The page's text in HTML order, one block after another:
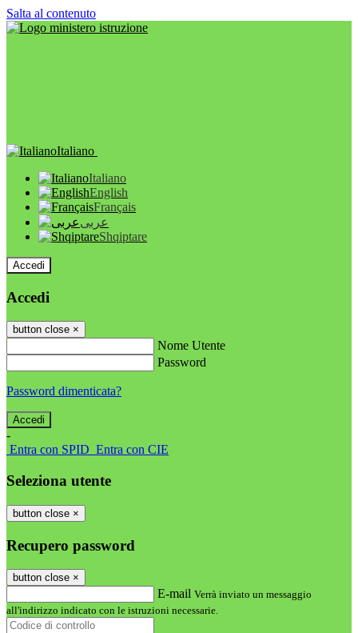
Salta al contenuto
Italiano
Italiano
English
Français
عربى
Shqiptare
Accedi
Accedi
button close ×
Nome Utente
Password
Password dimenticata?
-
Entra con SPID Entra con CIE
Seleziona utente
button close ×
Recupero password
button close ×
E-mail Verrà inviato un messaggio
all'indirizzo indicato con le istruzioni necessarie.